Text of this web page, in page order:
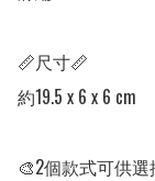
📏尺寸📏
約19.5 x 6 x 6 cm
🎨2個款式可供選